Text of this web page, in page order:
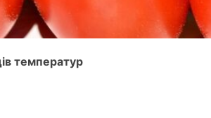
температур